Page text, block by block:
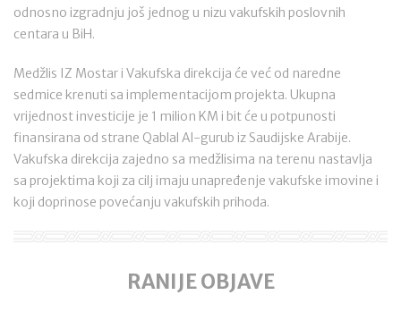
odnosno izgradnju još jednog u nizu vakufskih poslovnih
centara u BiH.
Medžlis IZ Mostar i Vakufska direkcija će već od naredne
sedmice krenuti sa implementacijom projekta. Ukupna
vrijednost investicije je 1 milion KM i bit će u potpunosti
finansirana od strane Qablal Al-gurub iz Saudijske Arabije.
Vakufska direkcija zajedno sa medžlisima na terenu nastavlja
sa projektima koji za cilj imaju unapređenje vakufske imovine i
koji doprinose povećanju vakufskih prihoda.
RANIJE OBJAVE